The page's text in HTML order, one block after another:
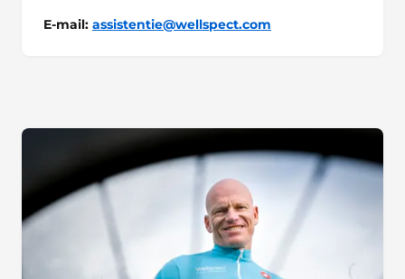
E-mail: assistentie@wellspect.com